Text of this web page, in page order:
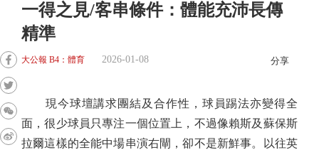
一得之見/客串條件：體能充沛長傳
精準
大公報 B4：體育 2026-01-08 分享
現今球壇講求團結及合作性，球員踢法亦變得全
面，很少球員只專注一個位置上，不過像賴斯及蘇保斯
拉爾這樣的全能中場串演右閘，卻不是新鮮事。以往英